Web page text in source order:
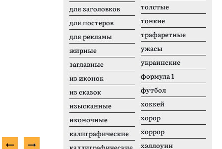
для заголовков
для постеров
для рекламы
жирные
заглавные
из иконок
из сказок
изысканные
иконочные
калиграфические
толстые
тонкие
трафаретные
ужасы
украинские
формула 1
футбол
хоккей
хорор
хоррор
хэллоуин